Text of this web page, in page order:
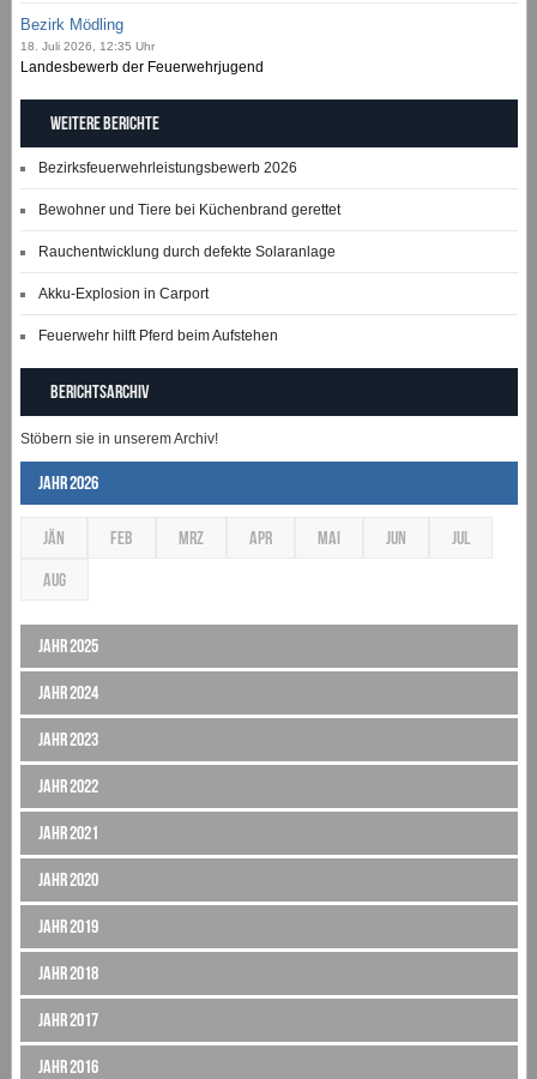
Bezirk Mödling
18. Juli 2026, 12:35 Uhr
Landesbewerb der Feuerwehrjugend
Weitere Berichte
Bezirksfeuerwehrleistungsbewerb 2026
Bewohner und Tiere bei Küchenbrand gerettet
Rauchentwicklung durch defekte Solaranlage
Akku-Explosion in Carport
Feuerwehr hilft Pferd beim Aufstehen
Berichtsarchiv
Stöbern sie in unserem Archiv!
Jahr 2026
JÄN FEB MRZ APR MAI JUN JUL
AUG
Jahr 2025
Jahr 2024
Jahr 2023
Jahr 2022
Jahr 2021
Jahr 2020
Jahr 2019
Jahr 2018
Jahr 2017
Jahr 2016